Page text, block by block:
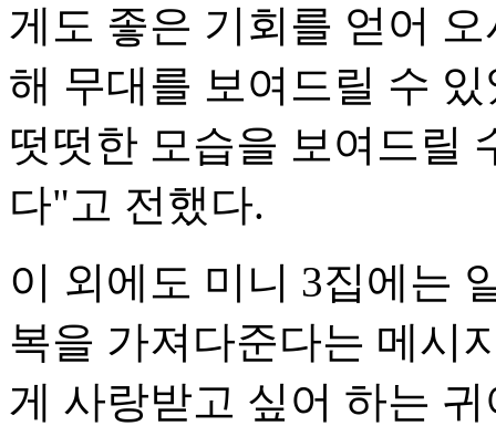
게도 좋은 기회를 얻어
해 무대를 보여드릴 수
떳떳한 모습을 보여드릴
다"고 전했다.
이 외에도 미니 3집에는
복을 가져다준다는 메시
게 사랑받고 싶어 하는